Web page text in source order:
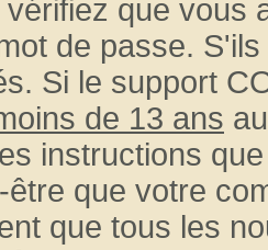
que vous
de passe.
Si le support
de 13 ans
instructions
que votre
que tous les